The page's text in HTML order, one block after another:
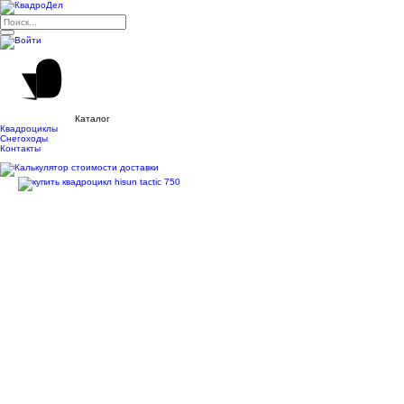
Каталог
Квадроциклы
Снегоходы
Контакты